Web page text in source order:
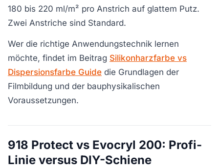
180 bis 220 ml/m² pro Anstrich auf glattem Putz.
Zwei Anstriche sind Standard.
Wer die richtige Anwendungstechnik lernen
möchte, findet im Beitrag Silikonharzfarbe vs
Dispersionsfarbe Guide die Grundlagen der
Filmbildung und der bauphysikalischen
Voraussetzungen.
918 Protect vs Evocryl 200: Profi-
Linie versus DIY-Schiene